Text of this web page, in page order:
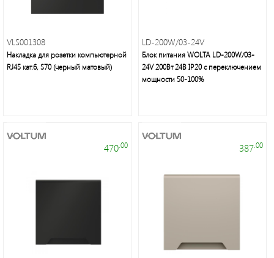
VLS001308
Накладка для розетки компьютерной
RJ45 кат.6, S70 (черный матовый)
LD-200W/03-24V
Блок питания WOLTA LD-200W/03-
24V 200Вт 24В IP20 с переключением
мощности 50-100%
470.00 387.00